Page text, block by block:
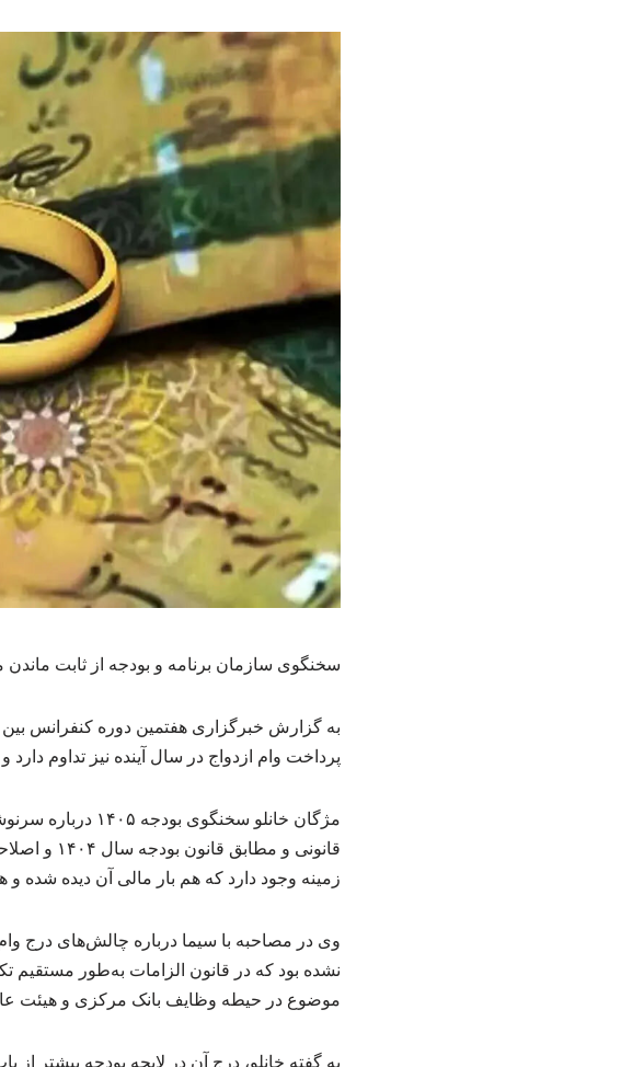
سخنگوی سازمان برنامه و بودجه از ثابت ماندن
به گزارش خبرگزاری هفتمین دوره کنفرانس
پرداخت وام ازدواج در سال آینده نیز تداوم دارد
مژگان خانلو
قانونی و
زمینه وجود دارد که هم بار مالی آن دیده شده و هم سرانه
وی در مصاحبه با سیما درباره چالش‌های درج وام
نشده بود که در قانون الزامات به‌طور مستقیم
موضوع در حیطه وظایف بانک مرکزی و هیئت
به گفته خانلو، درج آن در لایحه بودجه بیشتر